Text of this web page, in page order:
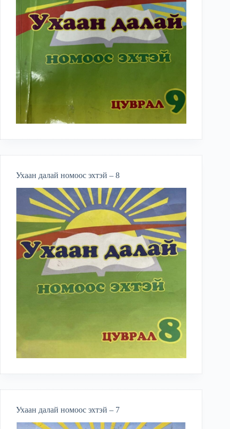
Ухаан далай номоос эхтэй – 8
Ухаан далай номоос эхтэй – 7